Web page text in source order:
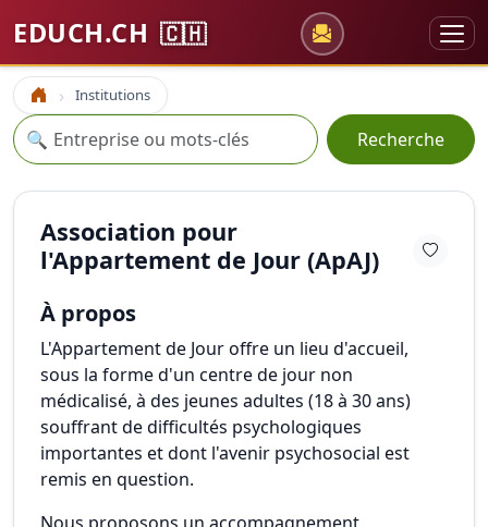
EDUCH.CH 🇨🇭
Accueil Institutions
Recherche
🔍 Recherche
Association pour
l'Appartement de Jour (ApAJ)
À propos
L'Appartement de Jour offre un lieu d'accueil,
sous la forme d'un centre de jour non
médicalisé, à des jeunes adultes (18 à 30 ans)
souffrant de difficultés psychologiques
importantes et dont l'avenir psychosocial est
remis en question.